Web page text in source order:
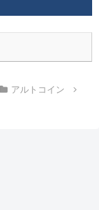
アルトコイン